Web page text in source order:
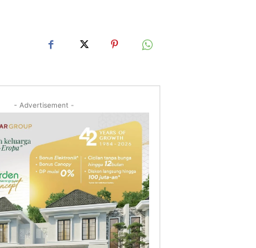
- Advertisement -